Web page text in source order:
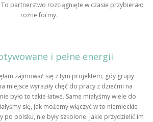
To partnerstwo rozciągnięte w czasie przybierało
rożne formy.
i pełne energii
zajmować się z tym projektem, gdy grupy
miejsce wyraziły chęć do pracy z dziećmi na
było to takie łatwe. Same miałyśmy wiele do
się, jak możemy włączyć w to niemieckie
po polsku, nie były szkolone. Jakie przydzielić im